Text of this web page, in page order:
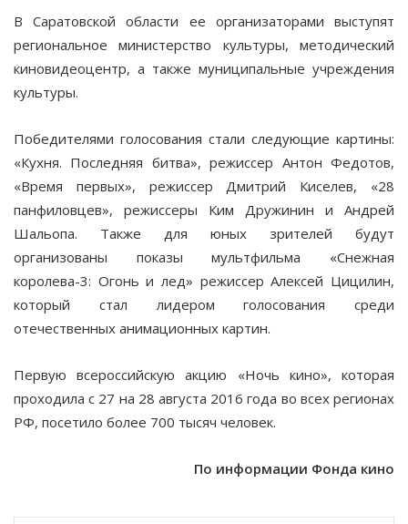
В Саратовской области ее организаторами выступят
региональное министерство культуры, методический
киновидеоцентр, а также муниципальные учреждения
культуры.
Победителями голосования стали следующие картины:
«Кухня. Последняя битва», режиссер Антон Федотов,
«Время первых», режиссер Дмитрий Киселев, «28
панфиловцев», режиссеры Ким Дружинин и Андрей
Шальопа. Также для юных зрителей будут
организованы показы мультфильма «Снежная
королева-3: Огонь и лед» режиссер Алексей Цицилин,
который стал лидером голосования среди
отечественных анимационных картин.
Первую всероссийскую акцию «Ночь кино», которая
проходила с 27 на 28 августа 2016 года во всех регионах
РФ, посетило более 700 тысяч человек.
По информации Фонда кино